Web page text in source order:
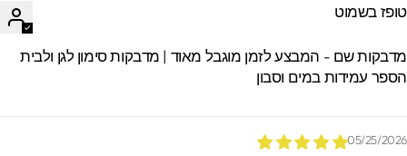
בשמוט
שם - המבצע לזמן מוגבל מאוד | מדבקות סימון לגן ולבית
עמידות במים וסבון
05/25/